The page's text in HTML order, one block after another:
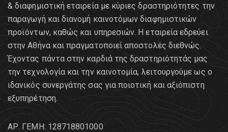
& διαφημιστική εταιρεία με κύριες δραστηριότητες την
παραγωγή και διανομή καινοτόμων διαφημιστικών
προϊόντων, καθώς και υπηρεσιών. Η εταιρεία εδρεύει
στην Αθήνα και πραγματοποιεί αποστολές διεθνώς.
Έχοντας πάντα στην καρδιά της δραστηριότητάς μας
την τεχνολογία και την καινοτομία, λειτουργούμε ως ο
ιδανικός συνεργάτης σας για ποιοτική και αξιόπιστη
εξυπηρέτηση.
AΡ. ΓΕΜΗ: 128718801000